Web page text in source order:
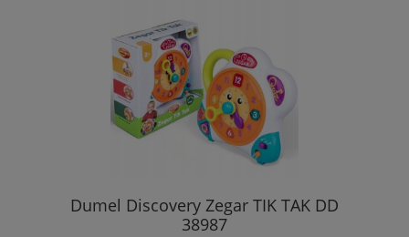
Dumel Discovery Zegar TIK TAK DD
38987